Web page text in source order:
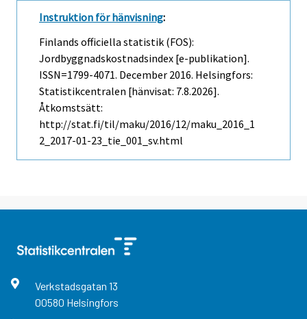
Instruktion för hänvisning:
Finlands officiella statistik (FOS):
Jordbyggnadskostnadsindex [e-publikation].
ISSN=1799-4071. December 2016. Helsingfors:
Statistikcentralen [hänvisat: 7.8.2026].
Åtkomstsätt:
http://stat.fi/til/maku/2016/12/maku_2016_1
2_2017-01-23_tie_001_sv.html
Verkstadsgatan 13
00580 Helsingfors